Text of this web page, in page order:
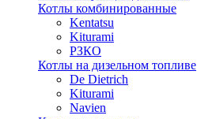
Котлы комбинированные
Kentatsu
Kiturami
РЗКО
Котлы на дизельном топливе
De Dietrich
Kiturami
Navien